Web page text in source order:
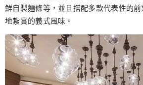
鮮自製麵條等，並且搭配多款代表性的
地紮實的義式風味。